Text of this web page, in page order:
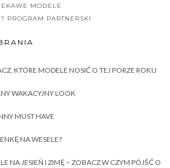
MODELE
PROGRAM PARTNERSKI
KTÓRE MODELE NOSIĆ O TEJ PORZE ROKU
WAKACYJNY LOOK
MUST HAVE
NA WESELE?
NA JESIEŃ I ZIMĘ – ZOBACZ W CZYM PÓJŚĆ O